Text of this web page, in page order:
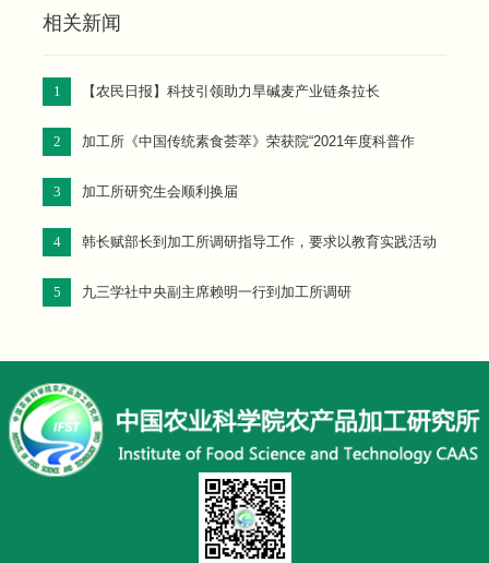
相关新闻
1 【农民日报】科技引领助力旱碱麦产业链条拉长
2
加工所《中国传统素食荟萃》荣获院“2021年度科普作
3
加工所研究生会顺利换届
4
韩长赋部长到加工所调研指导工作，要求以教育实践活动
5
九三学社中央副主席赖明一行到加工所调研